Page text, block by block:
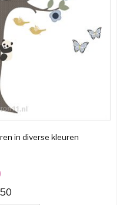
in diverse kleuren